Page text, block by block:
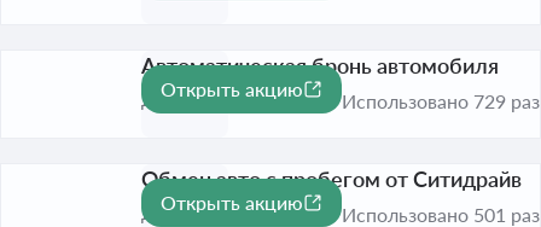
Автоматическая бронь автомобиля
До 31 окт. 2026
Открыть акцию
Использовано 729 раз
Обмен авто с пробегом от Ситидрайв
До 31 окт. 2026
Открыть акцию
Использовано 501 раз